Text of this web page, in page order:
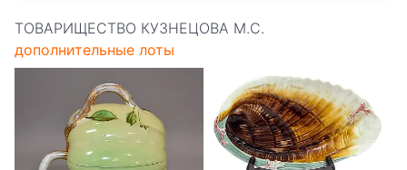
ТОВАРИЩЕСТВО КУЗНЕЦОВА М.С.
дополнительные лоты